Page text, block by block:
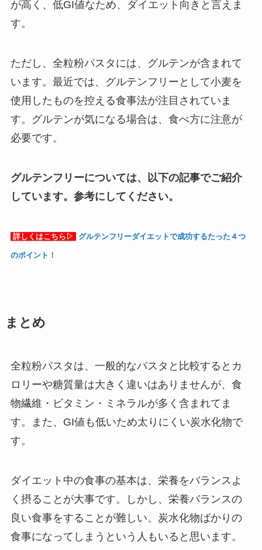
が高く、低GI値なため、ダイエット向きと言えま
す。
ただし、全粒粉パスタには、グルテンが含まれて
います。最近では、グルテンフリーとして小麦を
使用したものを控える食事法が注目されていま
す。グルテンが気になる場合は、食べ方に注意が
必要です。
グルテンフリーについては、以下の記事でご紹介
しています。参考にしてください。
詳しくはこちら▷ グルテンフリーダイエットで成功するたった４つ
のポイント！
まとめ
全粒粉パスタは、一般的なパスタと比較するとカ
ロリーや糖質量は大きく違いはありませんが、食
物繊維・ビタミン・ミネラルが多く含まれてま
す。また、GI値も低いため太りにくい炭水化物で
す。
ダイエット中の食事の基本は、栄養をバランスよ
く摂ることが大事です。しかし、栄養バランスの
良い食事をすることが難しい、炭水化物ばかりの
食事になってしまうという人もいると思います。